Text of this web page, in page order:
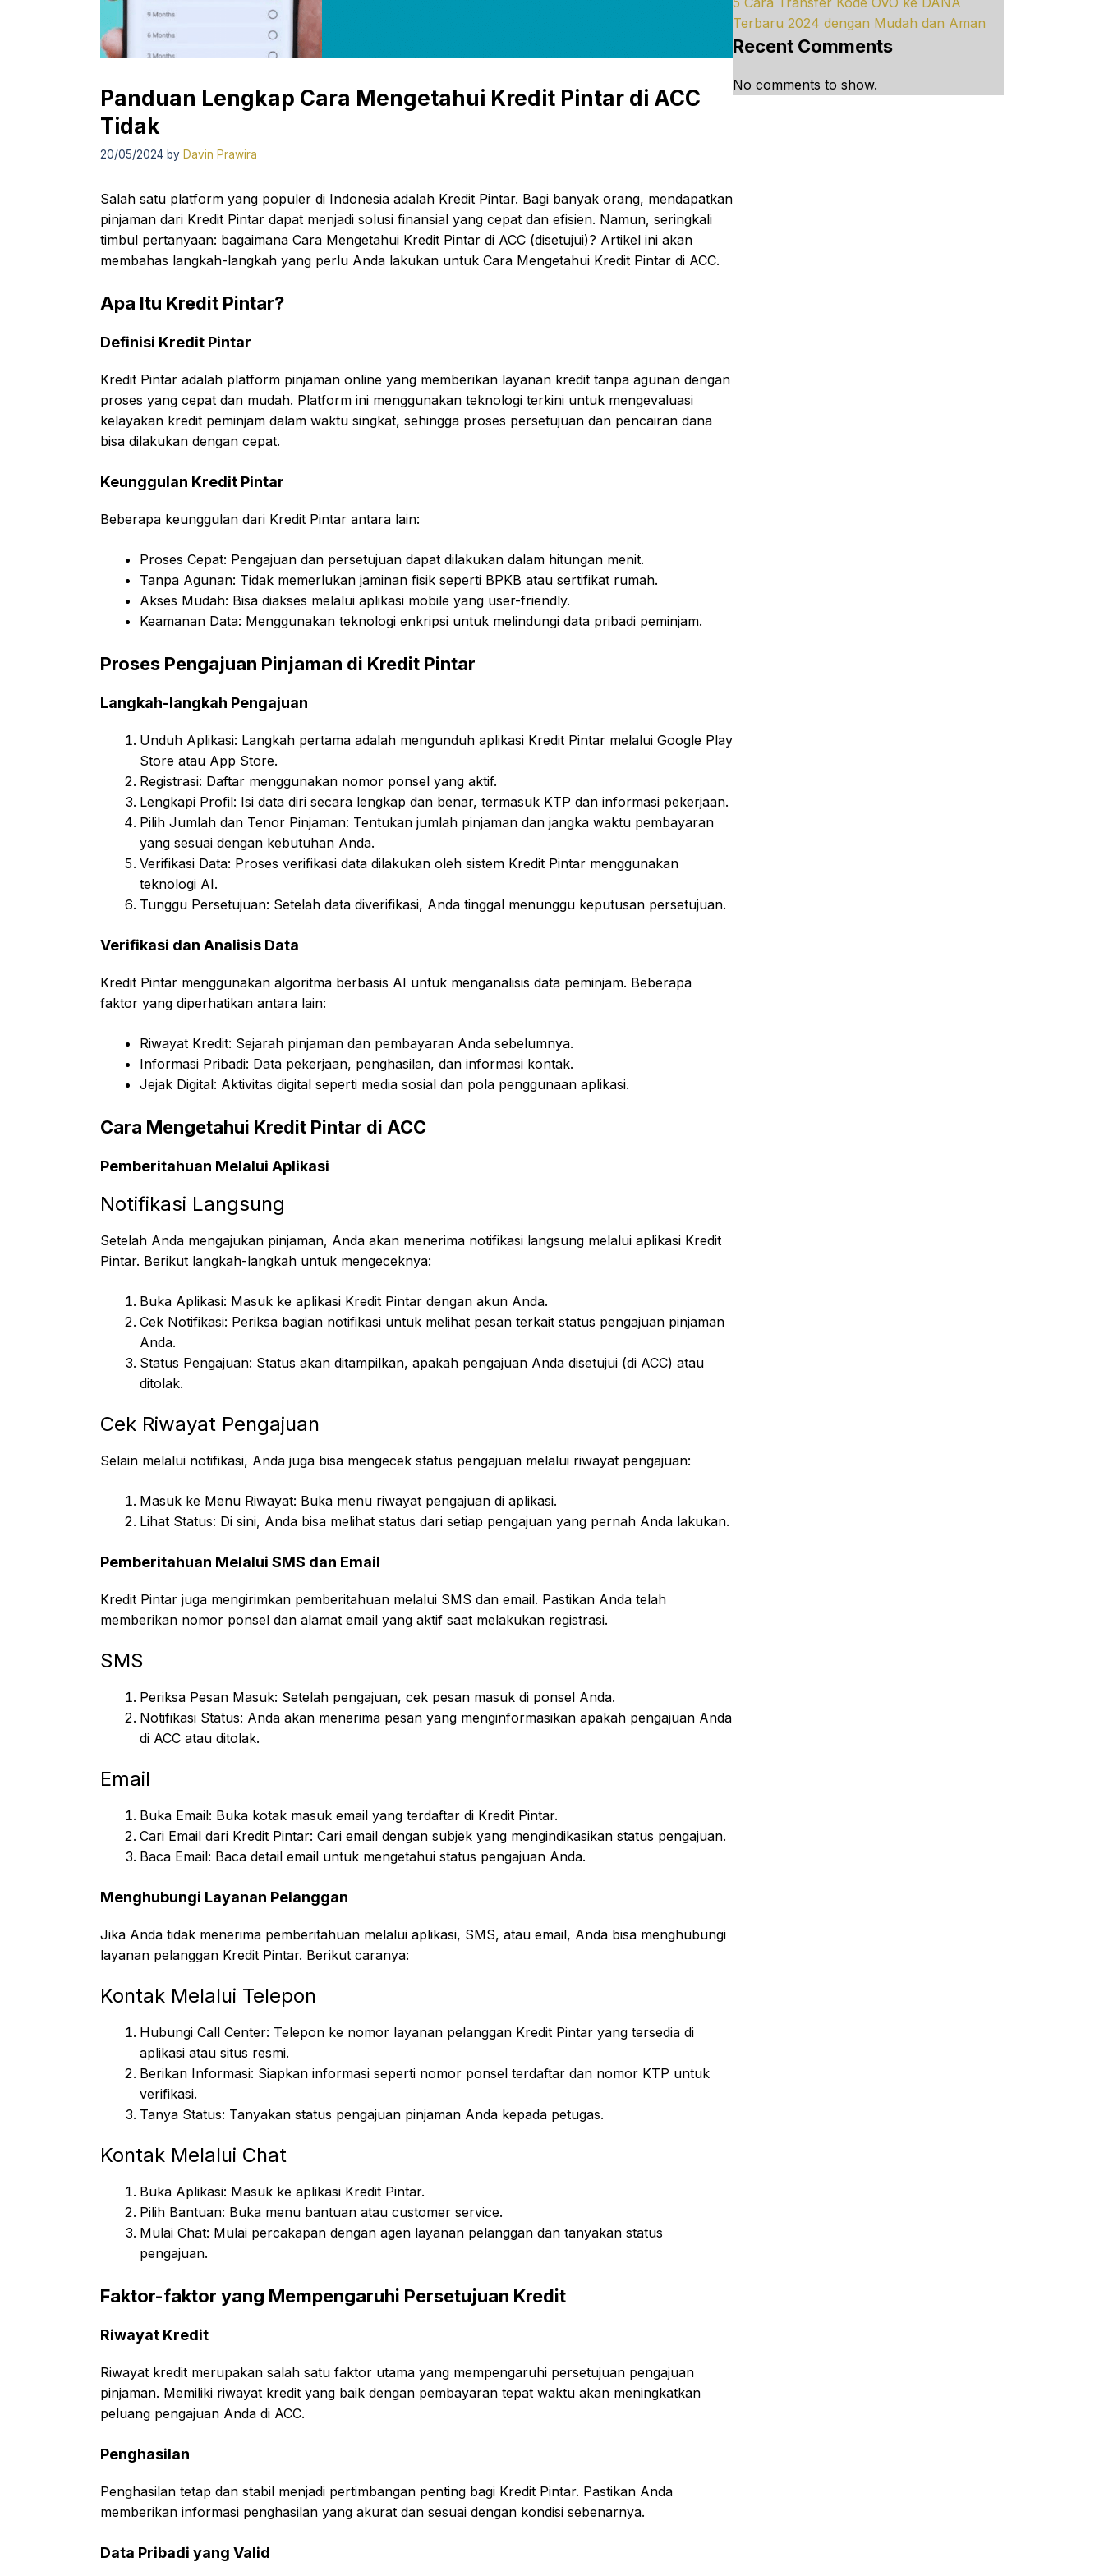
Panduan Lengkap Cara Mengetahui Kredit Pintar di ACC
Tidak
20/05/2024 by Davin Prawira
Salah satu platform yang populer di Indonesia adalah Kredit Pintar. Bagi banyak orang, mendapatkan
pinjaman dari Kredit Pintar dapat menjadi solusi finansial yang cepat dan efisien. Namun, seringkali
timbul pertanyaan: bagaimana Cara Mengetahui Kredit Pintar di ACC (disetujui)? Artikel ini akan
membahas langkah-langkah yang perlu Anda lakukan untuk Cara Mengetahui Kredit Pintar di ACC.
Apa Itu Kredit Pintar?
Definisi Kredit Pintar
Kredit Pintar adalah platform pinjaman online yang memberikan layanan kredit tanpa agunan dengan
proses yang cepat dan mudah. Platform ini menggunakan teknologi terkini untuk mengevaluasi
kelayakan kredit peminjam dalam waktu singkat, sehingga proses persetujuan dan pencairan dana
bisa dilakukan dengan cepat.
Keunggulan Kredit Pintar
Beberapa keunggulan dari Kredit Pintar antara lain:
Proses Cepat: Pengajuan dan persetujuan dapat dilakukan dalam hitungan menit.
Tanpa Agunan: Tidak memerlukan jaminan fisik seperti BPKB atau sertifikat rumah.
Akses Mudah: Bisa diakses melalui aplikasi mobile yang user-friendly.
Keamanan Data: Menggunakan teknologi enkripsi untuk melindungi data pribadi peminjam.
Proses Pengajuan Pinjaman di Kredit Pintar
Langkah-langkah Pengajuan
Unduh Aplikasi: Langkah pertama adalah mengunduh aplikasi Kredit Pintar melalui Google Play
Store atau App Store.
Registrasi: Daftar menggunakan nomor ponsel yang aktif.
Lengkapi Profil: Isi data diri secara lengkap dan benar, termasuk KTP dan informasi pekerjaan.
Pilih Jumlah dan Tenor Pinjaman: Tentukan jumlah pinjaman dan jangka waktu pembayaran
yang sesuai dengan kebutuhan Anda.
Verifikasi Data: Proses verifikasi data dilakukan oleh sistem Kredit Pintar menggunakan
teknologi AI.
Tunggu Persetujuan: Setelah data diverifikasi, Anda tinggal menunggu keputusan persetujuan.
Verifikasi dan Analisis Data
Kredit Pintar menggunakan algoritma berbasis AI untuk menganalisis data peminjam. Beberapa
faktor yang diperhatikan antara lain:
Riwayat Kredit: Sejarah pinjaman dan pembayaran Anda sebelumnya.
Informasi Pribadi: Data pekerjaan, penghasilan, dan informasi kontak.
Jejak Digital: Aktivitas digital seperti media sosial dan pola penggunaan aplikasi.
Cara Mengetahui Kredit Pintar di ACC
Pemberitahuan Melalui Aplikasi
Notifikasi Langsung
Setelah Anda mengajukan pinjaman, Anda akan menerima notifikasi langsung melalui aplikasi Kredit
Pintar. Berikut langkah-langkah untuk mengeceknya:
Buka Aplikasi: Masuk ke aplikasi Kredit Pintar dengan akun Anda.
Cek Notifikasi: Periksa bagian notifikasi untuk melihat pesan terkait status pengajuan pinjaman
Anda.
Status Pengajuan: Status akan ditampilkan, apakah pengajuan Anda disetujui (di ACC) atau
ditolak.
Cek Riwayat Pengajuan
Selain melalui notifikasi, Anda juga bisa mengecek status pengajuan melalui riwayat pengajuan:
Masuk ke Menu Riwayat: Buka menu riwayat pengajuan di aplikasi.
Lihat Status: Di sini, Anda bisa melihat status dari setiap pengajuan yang pernah Anda lakukan.
Pemberitahuan Melalui SMS dan Email
Kredit Pintar juga mengirimkan pemberitahuan melalui SMS dan email. Pastikan Anda telah
memberikan nomor ponsel dan alamat email yang aktif saat melakukan registrasi.
SMS
Periksa Pesan Masuk: Setelah pengajuan, cek pesan masuk di ponsel Anda.
Notifikasi Status: Anda akan menerima pesan yang menginformasikan apakah pengajuan Anda
di ACC atau ditolak.
Email
Buka Email: Buka kotak masuk email yang terdaftar di Kredit Pintar.
Cari Email dari Kredit Pintar: Cari email dengan subjek yang mengindikasikan status pengajuan.
Baca Email: Baca detail email untuk mengetahui status pengajuan Anda.
Menghubungi Layanan Pelanggan
Jika Anda tidak menerima pemberitahuan melalui aplikasi, SMS, atau email, Anda bisa menghubungi
layanan pelanggan Kredit Pintar. Berikut caranya:
Kontak Melalui Telepon
Hubungi Call Center: Telepon ke nomor layanan pelanggan Kredit Pintar yang tersedia di
aplikasi atau situs resmi.
Berikan Informasi: Siapkan informasi seperti nomor ponsel terdaftar dan nomor KTP untuk
verifikasi.
Tanya Status: Tanyakan status pengajuan pinjaman Anda kepada petugas.
Kontak Melalui Chat
Buka Aplikasi: Masuk ke aplikasi Kredit Pintar.
Pilih Bantuan: Buka menu bantuan atau customer service.
Mulai Chat: Mulai percakapan dengan agen layanan pelanggan dan tanyakan status
pengajuan.
Faktor-faktor yang Mempengaruhi Persetujuan Kredit
Riwayat Kredit
Riwayat kredit merupakan salah satu faktor utama yang mempengaruhi persetujuan pengajuan
pinjaman. Memiliki riwayat kredit yang baik dengan pembayaran tepat waktu akan meningkatkan
peluang pengajuan Anda di ACC.
Penghasilan
Penghasilan tetap dan stabil menjadi pertimbangan penting bagi Kredit Pintar. Pastikan Anda
memberikan informasi penghasilan yang akurat dan sesuai dengan kondisi sebenarnya.
Data Pribadi yang Valid
Terbaru 2024 dengan Mudah dan Aman
Recent Comments
No comments to show.